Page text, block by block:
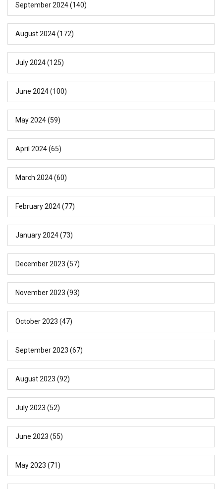
September 2024(140)
August 2024(172)
July 2024(125)
June 2024(100)
May 2024(59)
April 2024(65)
March 2024(60)
February 2024(77)
January 2024(73)
December 2023 (57)
November 2023 (93)
October 2023 (47)
September 2023 (67)
August 2023 (92)
July 2023 (52)
June 2023 (55)
May 2023 (71)